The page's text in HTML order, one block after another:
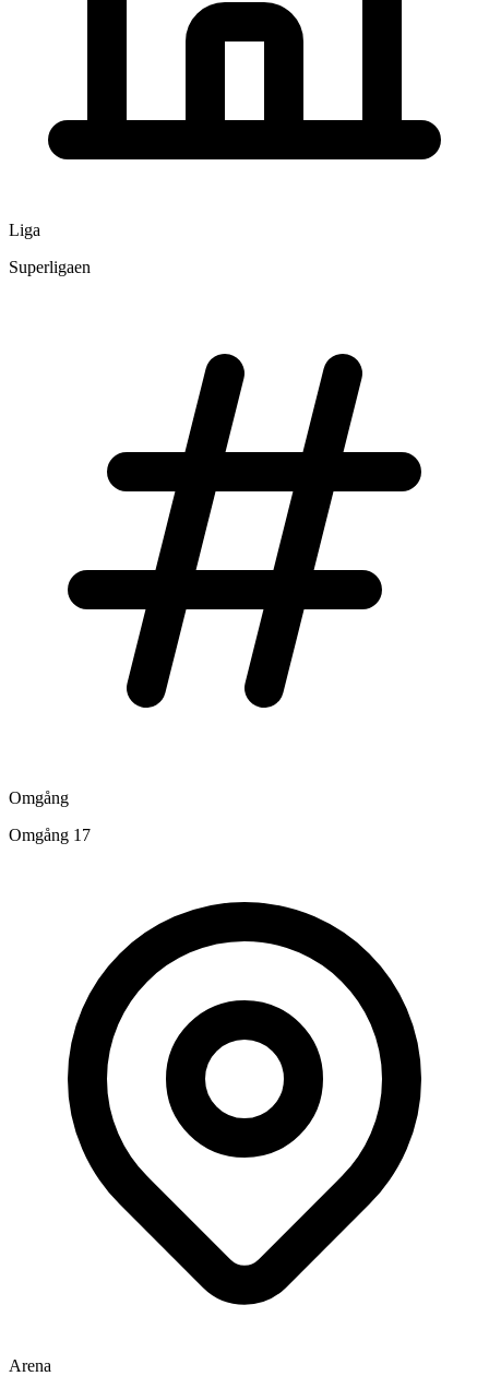
Liga
Superligaen
Omgång
Omgång 17
Arena